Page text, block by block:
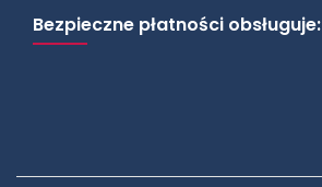
Bezpieczne płatności obsługuje: